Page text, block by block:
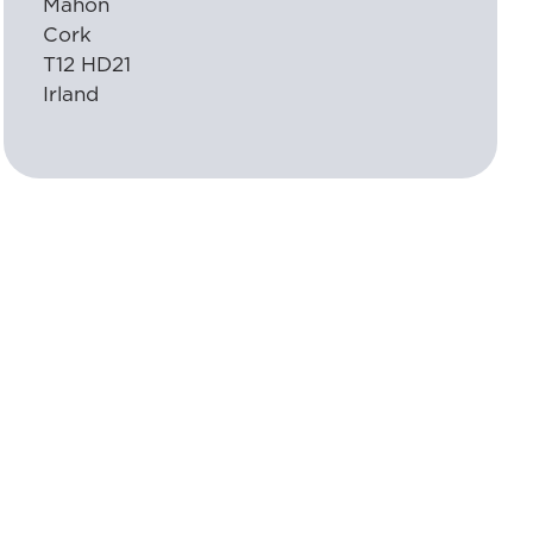
Mahon
Cork
T12 HD21
Irland